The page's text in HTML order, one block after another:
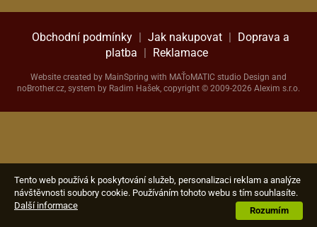
Klávesy
Mikrofony
Ostatní nástroje
Reproboxy
Sluchátka
Obchodní podmínky | Jak nakupovat | Doprava a
platba | Reklamace
Website created by MainSpring with MAŤoMATIC studio Design and
noBrother.cz, system by Radim Hašek, copyright © 2009-2026 Alexim s.r.o.
Tento web používá k poskytování služeb, personalizaci reklam a analýze
návštěvnosti soubory cookie. Používáním tohoto webu s tím souhlasíte.
Rozumím
Další informace